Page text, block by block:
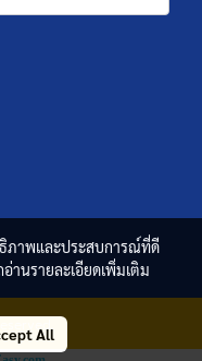
ธิภาพและประสบการณ์ที่ดี
านรายละเอียดเพิ่มเติม
All